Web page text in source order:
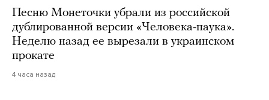
Песню Монеточки убрали из российской
дублированной версии «Человека-паука».
Неделю назад ее вырезали в украинском
прокате
4 часа назад